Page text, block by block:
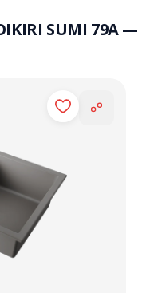
SUMI 79A —